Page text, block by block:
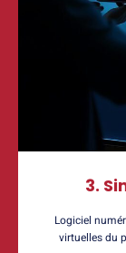
3.
Logiciel
virtuelles du